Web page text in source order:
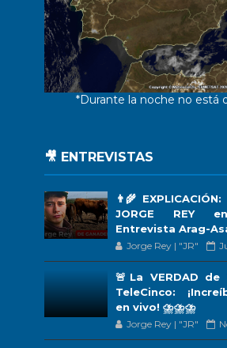
*Durante la noche no está
🎥 ENTREVISTAS
JORGE REY
Entrevista Arag-
Jorge Rey | "JR"
🚨La VERDAD
TeleCinco:
en vivo! ⛈️⛈️⛈️
Jorge Rey | "JR"